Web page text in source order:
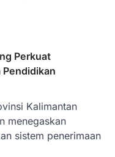
Perkuat
Kalimantan
menegaskan
sistem penerimaan